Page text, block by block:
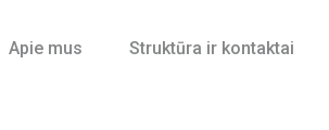
Apie mus Struktūra ir kontaktai